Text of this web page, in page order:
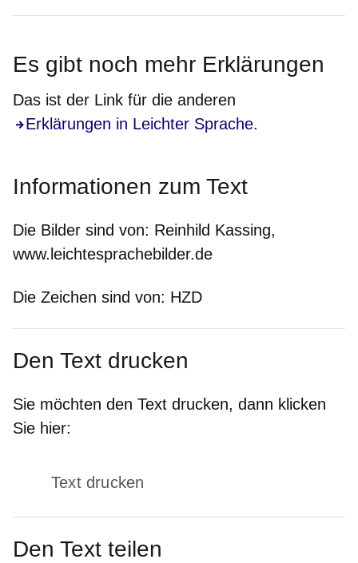
Es gibt noch mehr Erklärungen
Das ist der Link für die anderen
Erklärungen in Leichter Sprache.
Informationen zum Text
Die Bilder sind von: Reinhild Kassing,
www.leichtesprachebilder.de
Die Zeichen sind von: HZD
Den Text drucken
Sie möchten den Text drucken, dann klicken
Sie hier:
Text drucken
Den Text teilen